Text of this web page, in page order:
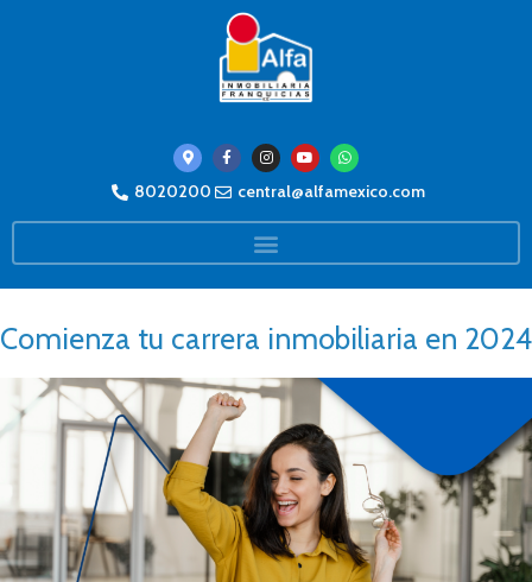
8020200 central@alfamexico.com
Comienza tu carrera inmobiliaria en 2024